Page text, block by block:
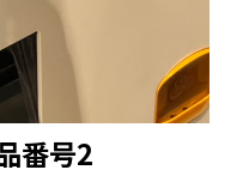
番号2